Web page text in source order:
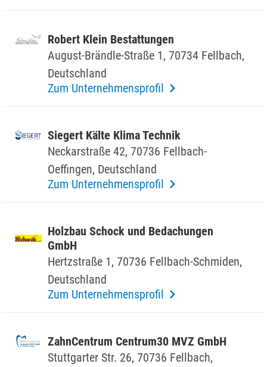
Robert Klein Bestat­tungen
August-Brändle-Straße 1, 70734 Fell­bach,
Deutsch­land
Zum Unternehmensprofil
Siegert Kälte Klima Technik
Neckar­straße 42, 70736 Fell­bach-
Oeffingen, Deutsch­land
Zum Unternehmensprofil
Holzbau Schock und Beda­chungen
GmbH
Hertz­straße 1, 70736 Fell­bach-Schmiden,
Deutsch­land
Zum Unternehmensprofil
Zahn­Cen­trum Centrum30 MVZ GmbH
Stutt­garter Str. 26, 70736 Fell­bach,